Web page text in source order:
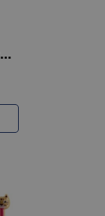
Pildspalva ar dekorāciju - Capybara